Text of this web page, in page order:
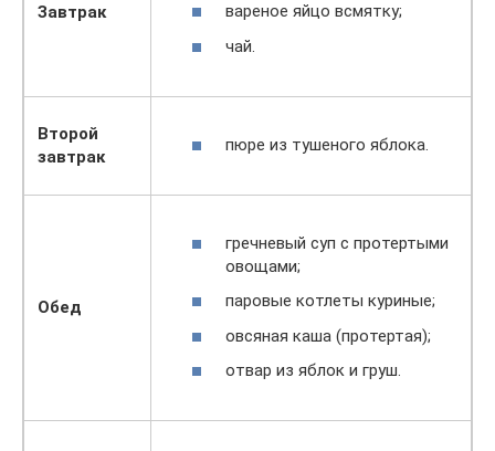
Завтрак
вареное яйцо всмятку;
чай.
Второй
завтрак
пюре из тушеного яблока.
Обед
гречневый суп с протертыми
овощами;
паровые котлеты куриные;
овсяная каша (протертая);
отвар из яблок и груш.